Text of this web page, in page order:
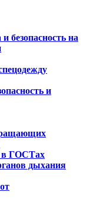
безопасность на
и
в ГОСТах
дыхания